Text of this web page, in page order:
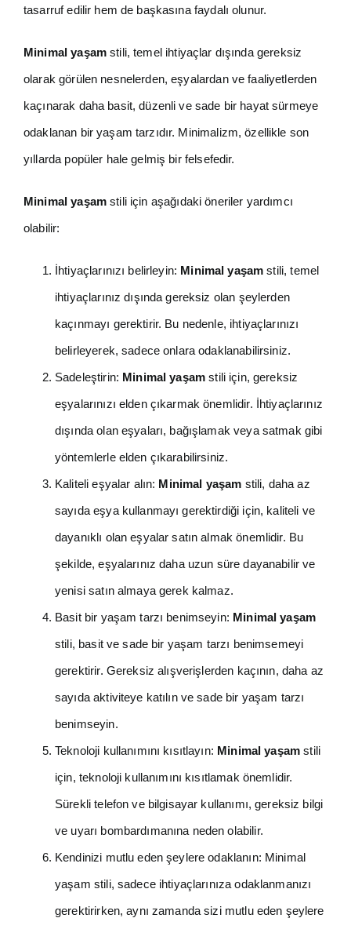
tasarruf edilir hem de başkasına faydalı olunur.
Minimal yaşamstili, temel ihtiyaçlar dışında gereksiz
olarak görülen nesnelerden, eşyalardan ve faaliyetlerden
kaçınarak daha basit, düzenli ve sade bir hayat sürmeye
odaklanan bir yaşam tarzıdır. Minimalizm, özellikle son
yıllarda popüler hale gelmiş bir felsefedir.
Minimal yaşamstili için aşağıdaki öneriler yardımcı
olabilir:
İhtiyaçlarınızı belirleyin: Minimal yaşam stili, temel
ihtiyaçlarınız dışında gereksiz olan şeylerden
kaçınmayı gerektirir. Bu nedenle, ihtiyaçlarınızı
belirleyerek, sadece onlara odaklanabilirsiniz.
Sadeleştirin: Minimal yaşam stili için, gereksiz
eşyalarınızı elden çıkarmak önemlidir. İhtiyaçlarınız
dışında olan eşyaları, bağışlamak veya satmak gibi
yöntemlerle elden çıkarabilirsiniz.
Kaliteli eşyalar alın: Minimal yaşam stili, daha az
sayıda eşya kullanmayı gerektirdiği için, kaliteli ve
dayanıklı olan eşyalar satın almak önemlidir. Bu
şekilde, eşyalarınız daha uzun süre dayanabilir ve
yenisi satın almaya gerek kalmaz.
Basit bir yaşam tarzı benimseyin: Minimal yaşam
stili, basit ve sade bir yaşam tarzı benimsemeyi
gerektirir. Gereksiz alışverişlerden kaçının, daha az
sayıda aktiviteye katılın ve sade bir yaşam tarzı
benimseyin.
Teknoloji kullanımını kısıtlayın: Minimal yaşam stili
için, teknoloji kullanımını kısıtlamak önemlidir.
Sürekli telefon ve bilgisayar kullanımı, gereksiz bilgi
ve uyarı bombardımanına neden olabilir.
Kendinizi mutlu eden şeylere odaklanın: Minimal
yaşam stili, sadece ihtiyaçlarınıza odaklanmanızı
gerektirirken, aynı zamanda sizi mutlu eden şeylere